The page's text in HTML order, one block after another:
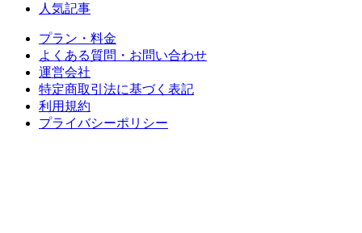
人気記事
プラン・料金
よくある質問・お問い合わせ
運営会社
特定商取引法に基づく表記
利用規約
プライバシーポリシー